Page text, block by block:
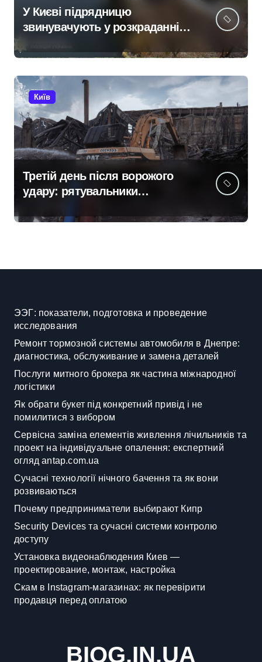
У Києві підрядницю
звинувачують у розкраданні
під час ремонту зони
«Вербне»
Київ
Третій день після ворожого
удару: рятувальники
масованої атаки в Київському
ЭЭГ: показатели, подготовка и проведение
исследования
Ремонт тормозной системы автомобиля в Днепре:
диагностика, обслуживание и замена деталей
Послуги митного брокера як частина міжнародної
логістики
Як обрати букет під конкретний привід і не
помилитися з вибором
Сервісна заміна елементів живлення лічильників та
проект на індивідуальне опалення: експертний
огляд antap.com.ua
Сучасні технології нічного бачення та як вони
розвиваються
Почему предприниматели выбирают Кипр
Security Devices та сучасні системи контролю
доступу
Установка видеонаблюдения Киев —
проектирование, монтаж, настройка
Скам в Instagram-магазинах: як перевірити
продавця перед оплатою
BIOG.IN.UA